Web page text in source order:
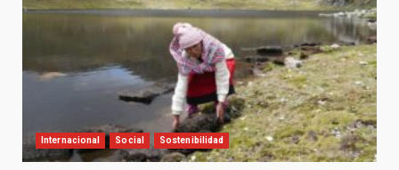
Internacional Social Sostenibilidad